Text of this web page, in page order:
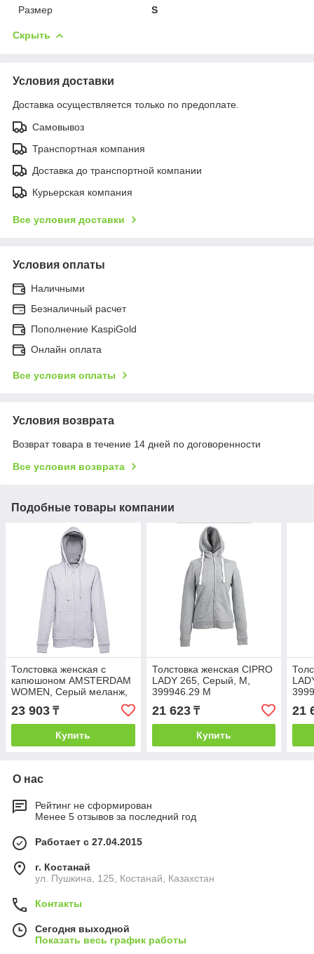
Размер
S
Скрыть
Условия доставки
Доставка осуществляется только по предоплате.
Самовывоз
Транспортная компания
Доставка до транспортной компании
Курьерская компания
Все условия доставки
Условия оплаты
Наличными
Безналичный расчет
Пополнение KaspiGold
Онлайн оплата
Все условия оплаты
Условия возврата
Возврат товара в течение 14 дней по договоренности
Все условия возврата
Подобные товары компании
Толстовка женская с
капюшоном AMSTERDAM
WOMEN, Серый меланж,
S, 355003.29 S
23 903 ₸
Купить
Толстовка женская CIPRO
LADY 265, Серый, M,
399946.29 M
21 623₸
Купить
21
О нас
Рейтинг не сформирован
Менее 5 отзывов за последний год
Работает с 27.04.2015
г. Костанай
ул. Пушкина, 125, Костанай, Казахстан
Контакты
Сегодня выходной
Показать весь график работы